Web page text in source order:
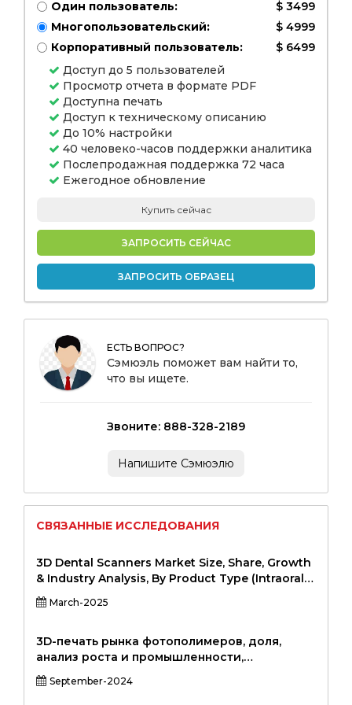
20311111,
телемедицины) и
анализ, 2024-
2031111 гг.
Один пользователь:
$ 3499
Многопользовательский:
$ 4999
Корпоративный пользователь:
$ 6499
Доступ до 5 пользователей
Просмотр отчета в формате PDF
Доступна печать
Доступ к техническому описанию
До 10% настройки
40 человеко-часов поддержки аналитика
Послепродажная поддержка 72 часа
Ежегодное обновление
Купить сейчас
ЗАПРОСИТЬ СЕЙЧАС
ЗАПРОСИТЬ ОБРАЗЕЦ
ЕСТЬ ВОПРОС?
Сэмюэль поможет вам найти то,
что вы ищете.
Звоните: 888-328-2189
Напишите Сэмюэлю
СВЯЗАННЫЕ ИССЛЕДОВАНИЯ
3D Dental Scanners Market Size, Share, Growth
& Industry Analysis, By Product Type (Intraoral
Scanners, Extraoral Scanners, Hybrid Scanners),
By Application (Diagnostic Imaging, Treatment
Cosmetic Dentistry), By End User (Dental
Clinics, Hospitals, Research & Academic
Institutions), and Regional Analysis, 2024-2031
March-2025
3D-печать рынка фотополимеров, доля,
анализ роста и промышленности,
технология (цифровая обработка света,
полихет, стереолитография, уретановое
September-2024